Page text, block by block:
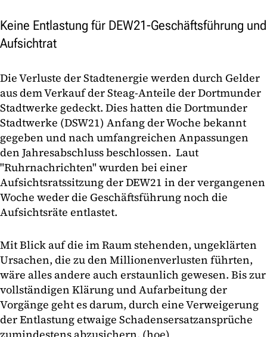
Keine Entlastung für DEW21-Geschäftsführung und
Aufsichtrat
Die Verluste der Stadtenergie werden durch Gelder
aus dem Verkauf der Steag-Anteile der Dortmunder
Stadtwerke gedeckt. Dies hatten die Dortmunder
Stadtwerke (DSW21) Anfang der Woche bekannt
gegeben und nach umfangreichen Anpassungen
den Jahresabschluss beschlossen. Laut
"Ruhrnachrichten" wurden bei einer
Aufsichtsratssitzung der DEW21 in der vergangenen
Woche weder die Geschäftsführung noch die
Aufsichtsräte entlastet.
Mit Blick auf die im Raum stehenden, ungeklärten
Ursachen, die zu den Millionenverlusten führten,
wäre alles andere auch erstaunlich gewesen. Bis zur
vollständigen Klärung und Aufarbeitung der
Vorgänge geht es darum, durch eine Verweigerung
der Entlastung etwaige Schadensersatzansprüche